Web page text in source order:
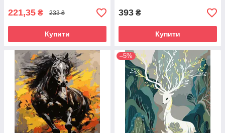
221,35 ₴ 233 ₴
Купити
393 ₴
Купити
–5%